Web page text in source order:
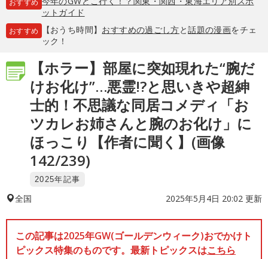
おすすめ
ットガイド
おすすめ 【おうち時間】 おすすめの過ごし方と話題の漫画をチェ
ック！
【ホラー】部屋に突如現れた“腕だ
けお化け”…悪霊!?と思いきや超紳
士的！不思議な同居コメディ「お
ツカレお姉さんと腕のお化け」に
ほっこり【作者に聞く】(画像
142/239)
2025年記事
全国 2025年5月4日 20:02 更新
この記事は2025年GW(ゴールデンウィーク)おでかけト
ピックス特集のものです。最新トピックスはこちら